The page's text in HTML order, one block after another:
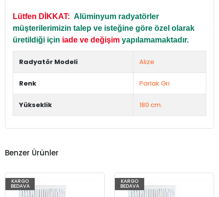
Lütfen DİKKAT: Alüminyum radyatörler
müşterilerimizin talep ve isteğine göre özel olarak
üretildiği için iade ve değişim yapılamamaktadır.
Radyatör Modeli Alize
Renk Parlak Gri
Yükseklik 180 cm.
Benzer Ürünler
KARGO
BEDAVA
KARGO
BEDAVA